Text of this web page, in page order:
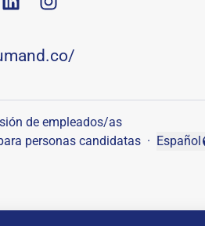
de empleados/as
personas candidatas ·
Cambiar
Español